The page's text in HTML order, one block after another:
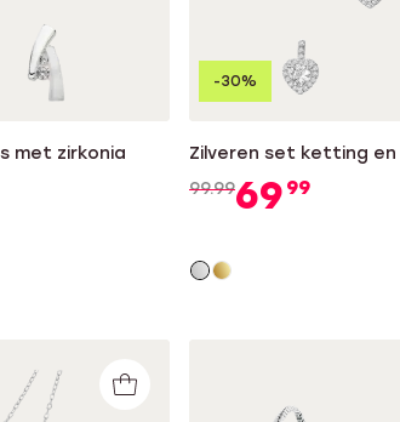
met zirkonia
Zilveren set ketting
99.9969 99
-30%